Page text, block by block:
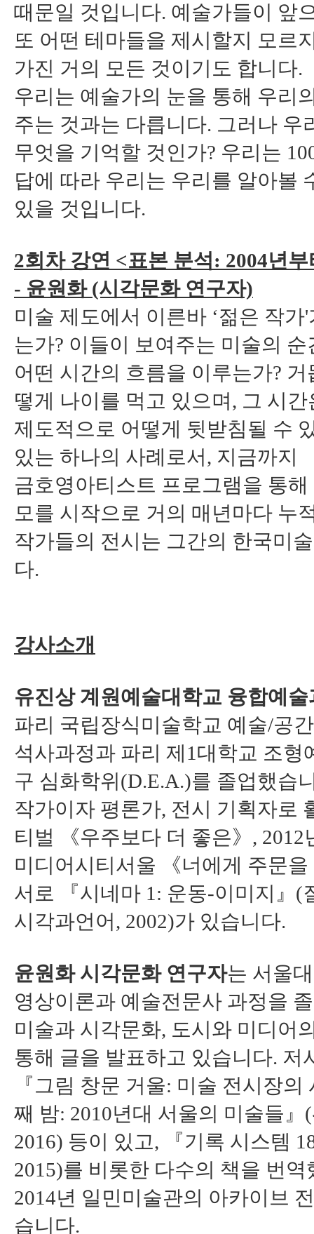
때문일 것입니다. 예술가들이 앞
또 어떤 테마들을 제시할지 모르
가진 거의 모든 것이기도 합니다.
우리는 예술가의 눈을 통해 우리
주는 것과는 다릅니다. 그러나 우
무엇을 기억할 것인가? 우리는
답에 따라 우리는 우리를 알아볼
있을 것입니다.
2회차 강연 <표본 분석: 2004년
- 윤원화 (시각문화 연구자)
미술 제도에서 이른바 ‘젊은 작
는가? 이들이 보여주는 미술의 순
어떤 시간의 흐름을 이루는가?
떻게 나이를 먹고 있으며, 그 시간
제도적으로 어떻게 뒷받침될 수
있는 하나의 사례로서, 지금까지
금호영아티스트 프로그램을 통
모를 시작으로 거의 매년마다 누
작가들의 전시는 그간의 한국미
다.
강사소개
유진상 계원예술대학교 융합예술
파리 국립장식미술학교 예술/공
석사과정과 파리 제1대학교 조
구 심화학위(D.E.A.)를 졸업했습
작가이자 평론가, 전시 기획자로
티벌 《우주보다 더 좋은》, 2012
미디어시티서울 《너에게 주문
서로 『시네마 1: 운동-이미지』(
시각과언어, 2002)가 있습니다.
윤원화 시각문화 연구자는 서울
영상이론과 예술전문사 과정을
미술과 시각문화, 도시와 미디어
통해 글을 발표하고 있습니다. 저
『그림 창문 거울: 미술 전시장
째 밤: 2010년대 서울의 미술들』
2016) 등이 있고, 『기록 시스템
2015)를 비롯한 다수의 책을 번역
2014년 일민미술관의 아카이브
습니다.